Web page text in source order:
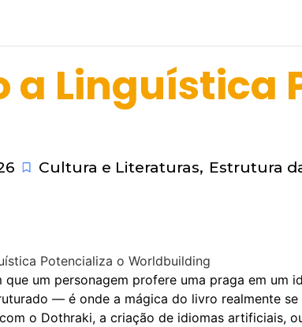
a Linguística
Cultura e Literaturas, Estrutura
um personagem profere uma praga em um
— é onde a mágica do livro realmente se
o Dothraki, a criação de idiomas artificiais,